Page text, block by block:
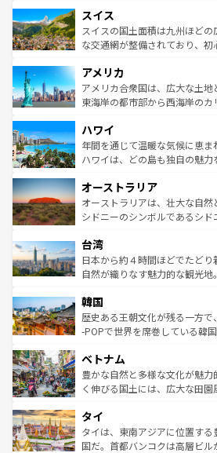
れる地方に足を運ぶとそれぞれ
きるだろう。 なお、新着
を参照してほしい。
は、お酒好きな人にはぜひ体験してほし
ドイツ情報はコンテンツ一覧を
リアごとに異なる魅力がある。
ティー、ビール好きにはたま
戦など、本場だからこそでき
ンツ一覧を参照してほしい。
スイス
スイスの国土面積は九州ほど
な交通網が整備されており、
の建物がそのまま残る町や、ス
博物館もあり、アルプス観光だ
ことができる。国民の所得が
ば市内交通費無料で観光を楽しむこと
着のスイス情報はコンテンツ一
アメリカ
アメリカ合衆国は、広大な土地
東海岸の都市部から西海岸の
のような巨大都市は、観光、シ
ンメントが詰まった刺激的な
西部には大自然が広がり、グ
部のニューオーリンズでは、音
文化が魅力。旅行者はアメリカ
しみながら、その多様性と豊
ならではの贅沢な旅のスタイルだ。 なお、新着のア
情報はコンテンツ一覧を参照し
ハワイ
年間を通じて温暖な気候に恵
ハワイは、どの島も独自の魅
ワイ島は見逃せない。また、定
島だが、静かな自然を求めるな
おすすめ。エメラルドグリー
れるおもてなしの心で訪れる人
人々、おいしいローカルフー
ク、伝統的なフラダンスなど
ワイを、存分に味わってほしい。 なお、新着のハワイ情
はコンテンツ一覧を参照してほ
オーストラリア
オーストラリアは、壮大な自然
シドニーのシンボルであるシ
リアリーフや大陸中央部にそび
ク）、タスマニアの美しい原
ど、見どころがたくさん。ま
いる。アクティビティも充実し
ビング、ハイキングなど、アウ
い。オーストラリアの多彩な
参照してほしい。
台湾
日本から約４時間ほどでたど
自然が織りなす魅力的な観光
ン）、静ひつな山岳地帯である
と山間の静けさが共存してお
驚きをもたらしてくれる。ま
容にもいいと評判のスイーツな
が味わえる。 なお、新着の
照してほしい。
韓国
歴史ある王朝文化が残る一方
-POPで世界を席巻している韓
き、地方に足を延ばせば四季折
できる。そして、キムチや焼
まで、さまざまな韓国料理が
リティに包まれながら、韓国の
わってみてほしい
覧を参照してほしい。
ベトナム
豊かな自然と多様な文化が魅
く伸びる国土には、広大な田
急速な発展と共に伝統が息づく
ーチミン市のフランス統治時代
醸し出している。また、バラ
タイ
タイは、東南アジアに位置する
国だ。首都バンコクは高層ビ